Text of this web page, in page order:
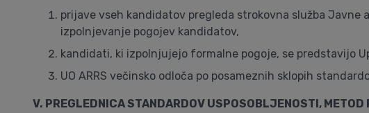
prijave vseh kandidatov pregleda strokovna služba Javne
izpolnjevanje pogojev kandidatov,
kandidati, ki izpolnjujejo formalne pogoje, se predstavijo
UO ARRS večinsko odloča po posameznih sklopih
V. PREGLEDNICA STANDARDOV USPOSOBLJENOSTI,